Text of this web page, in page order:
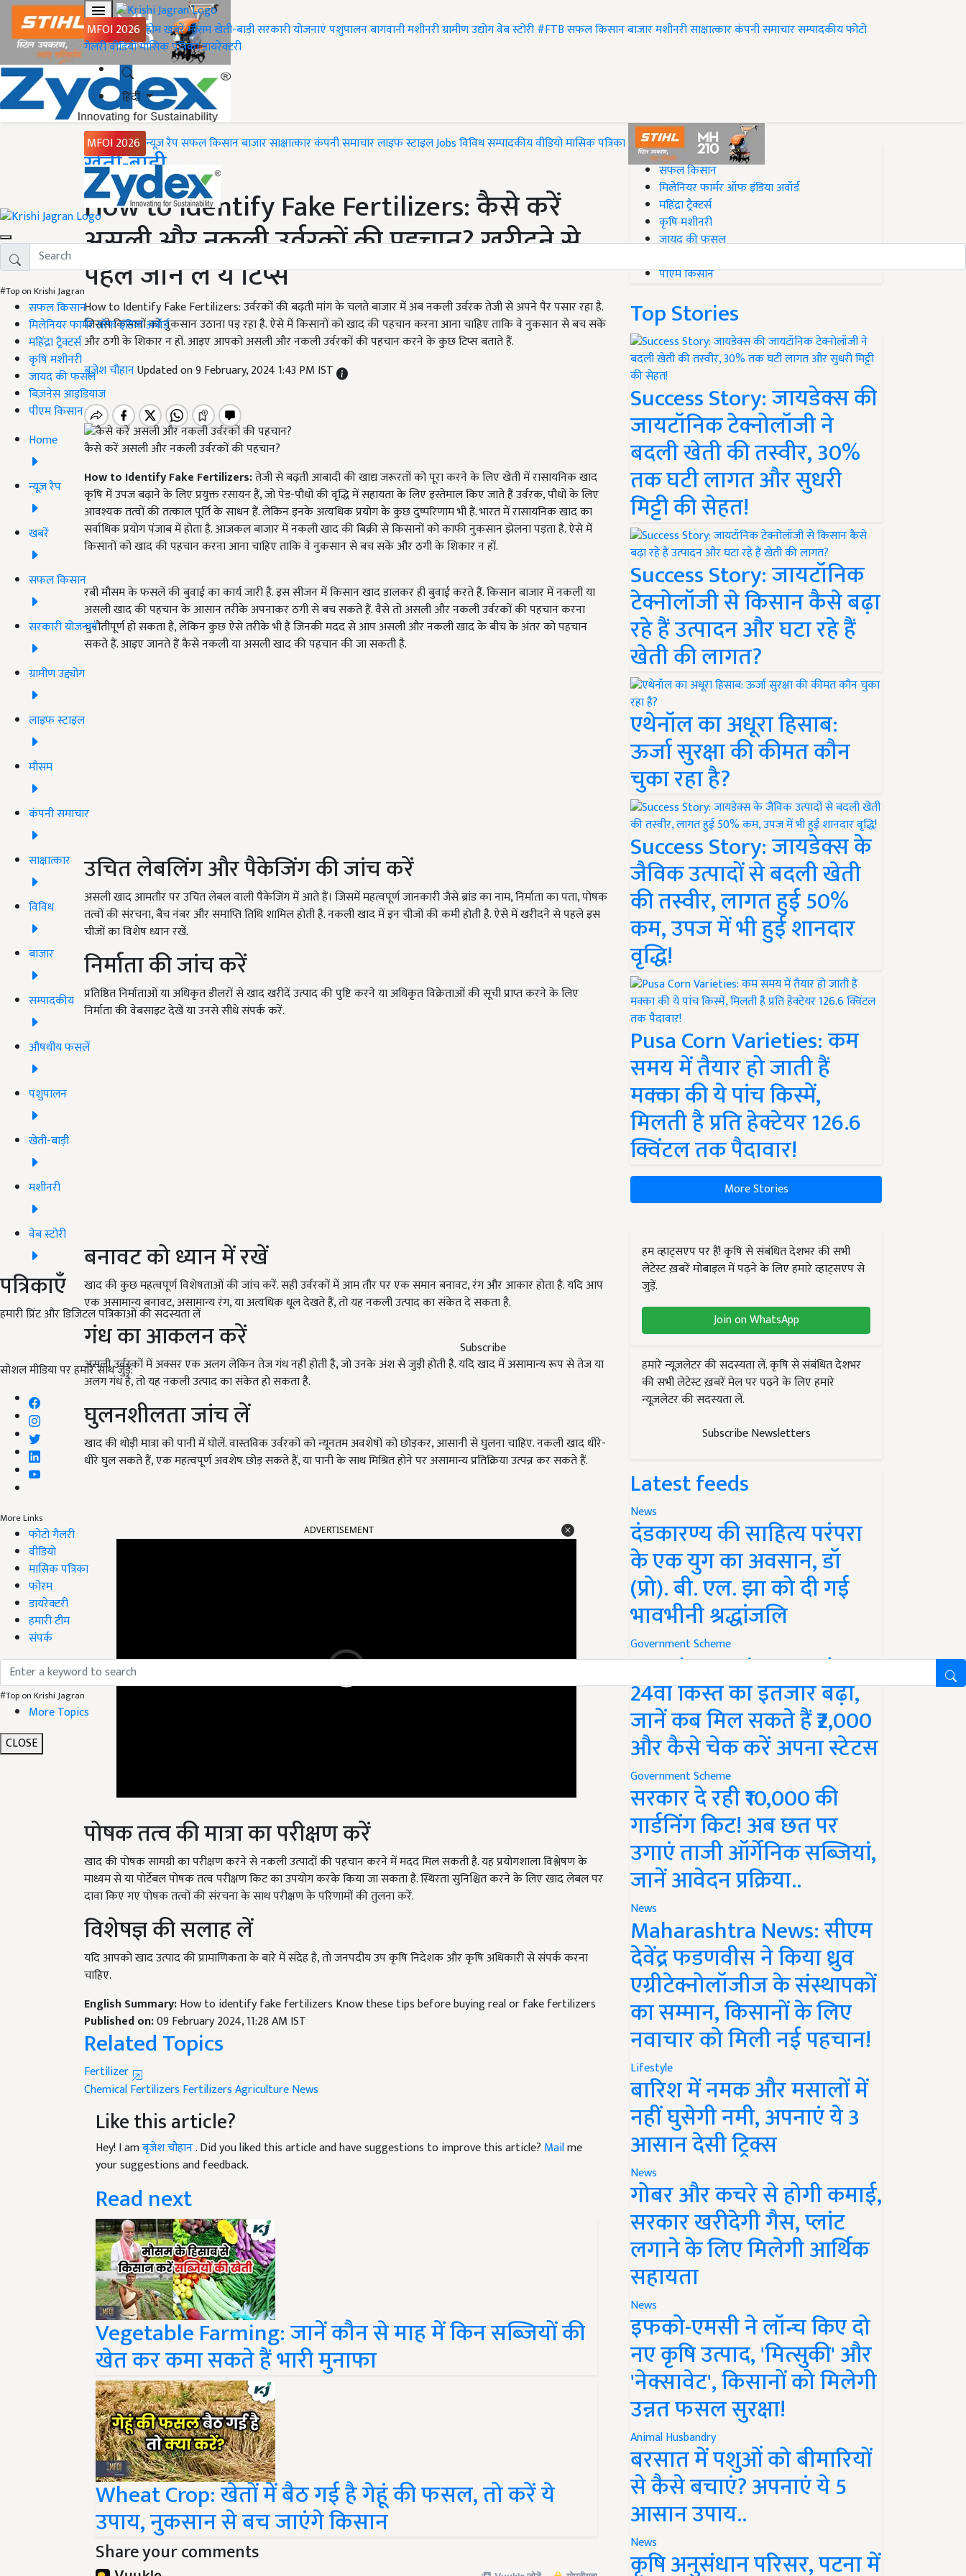
MFOI 2026 होमख़बरेंमौसमखेती-बाड़ीसरकारी योजनाएंपशुपालनबागवानीमशीनरीग्रामीण उद्योगवेब स्टोरी#FTBसफल किसानबाजारमशीनरीसाक्षात्कारकंपनी समाचारसम्पादकीयफोटो
गैलरीवीडियोमासिक पत्रिकाडायरेक्टरी
हिंदी
MFOI 2026 न्यूज़ रैपसफल किसानबाजारसाक्षात्कारकंपनी समाचारलाइफ स्टाइलJobsविविधसम्पादकीयवीडियोमासिक पत्रिका
#Top on Krishi Jagran
सफल किसान
मिलेनियर फार्मर ऑफ इंडिया अवॉर्ड
महिंद्रा ट्रैक्टर्स
कृषि मशीनरी
जायद की फसल
बिज़नेस आइडियाज
पीएम किसान
Home
न्यूज़ रैप
खबरें
सफल किसान
सरकारी योजनाएं
ग्रामीण उद्द्योग
लाइफ स्टाइल
मौसम
कंपनी समाचार
साक्षात्कार
विविध
बाजार
सम्पादकीय
औषधीय फसलें
पशुपालन
खेती-बाड़ी
मशीनरी
वेब स्टोरी
पत्रिकाएँ
हमारी प्रिंट और डिजिटल पत्रिकाओं की सदस्यता लें
Subscribe
सोशल मीडिया पर हमारे साथ जुड़ें:
More Links
फोटो गैलरी
वीडियो
मासिक पत्रिका
फोरम
डायरेक्टरी
हमारी टीम
संपर्क
#Top on Krishi Jagran
More Topics
CLOSE
Home
खेती-बाड़ी
How to Identify Fake Fertilizers: कैसे करें
असली और नकली उर्वरकों की पहचान? खरीदने से
पहले जान लें ये टिप्स
How to Identify Fake Fertilizers: उर्वरकों की बढ़ती मांग के चलते बाजार में अब नकली उर्वरक तेजी से अपने पैर पसार रहा है.
जिससे किसानों को नुकसान उठाना पड़ रहा है. ऐसे में किसानों को खाद की पहचान करना आना चाहिए ताकि वे नुकसान से बच सकें
और ठगी के शिकार न हों. आइए आपको असली और नकली उर्वरकों की पहचान करने के कुछ टिप्स बताते हैं.
बृजेश चौहानUpdated on 9 February, 2024 1:43 PM IST
कैसे करें असली और नकली उर्वरकों की पहचान?
How to Identify Fake Fertilizers:तेजी से बढ़ती आबादी की खाद्य जरूरतों को पूरा करने के लिए खेती में रासायनिक खाद
कृषि में उपज बढ़ाने के लिए प्रयुक्त रसायन हैं, जो पेड-पौधों की वृद्धि में सहायता के लिए इस्तेमाल किए जाते हैं उर्वरक, पौधों के लिए
आवश्यक तत्वों की तत्काल पूर्ति के साधन हैं. लेकिन इनके अत्यधिक प्रयोग के कुछ दुष्परिणाम भी हैं. भारत में रासायनिक खाद का
सर्वाधिक प्रयोग पंजाब में होता है. आजकल बाजार में नकली खाद की बिक्री से किसानों को काफी नुकसान झेलना पड़ता है. ऐसे में
किसानों को खाद की पहचान करना आना चाहिए ताकि वे नुकसान से बच सकें और ठगी के शिकार न हों.
रबी मौसम के फसलें की बुवाई का कार्य जारी है. इस सीजन में किसान खाद डालकर ही बुवाई करते हैं. किसान बाजार में नकली या
असली खाद की पहचान के आसान तरीके अपनाकर ठगी से बच सकते हैं. वैसे तो असली और नकली उर्वरकों की पहचान करना
चुनौतीपूर्ण हो सकता है, लेकिन कुछ ऐसे तरीके भी हैं जिनकी मदद से आप असली और नकली खाद के बीच के अंतर को पहचान
सकते हैं. आइए जानते हैं कैसे नकली या असली खाद की पहचान की जा सकती है.
उचित लेबलिंग और पैकेजिंग की जांच करें
असली खाद आमतौर पर उचित लेबल वाली पैकेजिंग में आते हैं। जिसमें महत्वपूर्ण जानकारी जैसे ब्रांड का नाम, निर्माता का पता, पोषक
तत्वों की संरचना, बैच नंबर और समाप्ति तिथि शामिल होती है. नकली खाद में इन चीजों की कमी होती है. ऐसे में खरीदने से पहले इस
चीजों का विशेष ध्यान रखें.
निर्माता की जांच करें
प्रतिष्ठित निर्माताओं या अधिकृत डीलरों से खाद खरीदें उत्पाद की पुष्टि करने या अधिकृत विक्रेताओं की सूची प्राप्त करने के लिए
निर्माता की वेबसाइट देखें या उनसे सीधे संपर्क करें.
बनावट को ध्यान में रखें
खाद की कुछ महत्वपूर्ण विशेषताओं की जांच करें. सही उर्वरकों में आम तौर पर एक समान बनावट, रंग और आकार होता है. यदि आप
एक असामान्य बनावट, असामान्य रंग, या अत्यधिक धूल देखते हैं, तो यह नकली उत्पाद का संकेत दे सकता है.
गंध का आकलन करें
असली उर्वरकों में अक्सर एक अलग लेकिन तेज गंध नहीं होती है, जो उनके अंश से जुड़ी होती है. यदि खाद में असामान्य रूप से तेज या
अलग गंध है, तो यह नकली उत्पाद का संकेत हो सकता है.
घुलनशीलता जांच लें
खाद की थोड़ी मात्रा को पानी में घोलें. वास्तविक उर्वरकों को न्यूनतम अवशेषों को छोड़कर, आसानी से घुलना चाहिए. नकली खाद धीरे-
धीरे घुल सकते हैं, एक महत्वपूर्ण अवशेष छोड़ सकते हैं, या पानी के साथ मिश्रित होने पर असामान्य प्रतिक्रिया उत्पन्न कर सकते हैं.
पोषक तत्व की मात्रा का परीक्षण करें
खाद की पोषक सामग्री का परीक्षण करने से नकली उत्पादों की पहचान करने में मदद मिल सकती है. यह प्रयोगशाला विश्लेषण के
माध्यम से या पोर्टेबल पोषक तत्व परीक्षण किट का उपयोग करके किया जा सकता है. स्थिरता सुनिश्चित करने के लिए खाद लेबल पर
दावा किए गए पोषक तत्वों की संरचना के साथ परीक्षण के परिणामों की तुलना करें.
विशेषज्ञ की सलाह लें
यदि आपको खाद उत्पाद की प्रामाणिकता के बारे में संदेह है, तो जनपदीय उप कृषि निदेशक और कृषि अधिकारी से संपर्क करना
चाहिए.
Published on:09 February 2024, 11:28 AM IST
Related Topics
Fertilizer
Chemical Fertilizers
Like this article?
Hey! I amबृजेश चौहान. Did you liked this article and have suggestions to improve this article?
your suggestions and feedback.
Read next
Vegetable Farming: जानें कौन से माह में किन सब्जियों की
खेत कर कमा सकते हैं भारी मुनाफा
Wheat Crop: खेतों में बैठ गई है गेहूं की फसल, तो करें ये
उपाय, नुकसान से बच जाएंगे किसान
Share your comments
#Top on Krishi Jagran
सफल किसान
मिलेनियर फार्मर ऑफ इंडिया अवॉर्ड
महिंद्रा ट्रैक्टर्स
कृषि मशीनरी
जायद की फसल
पीएम किसान
Top Stories
Success Story: जायडेक्स की
जायटॉनिक टेक्नोलॉजी ने
बदली खेती की तस्वीर, 30%
तक घटी लागत और सुधरी
मिट्टी की सेहत!
Success Story: जायटॉनिक
टेक्नोलॉजी से किसान कैसे बढ़ा
रहे हैं उत्पादन और घटा रहे हैं
खेती की लागत?
एथेनॉल का अधूरा हिसाब:
ऊर्जा सुरक्षा की कीमत कौन
चुका रहा है?
Success Story: जायडेक्स के
जैविक उत्पादों से बदली खेती
की तस्वीर, लागत हुई 50%
कम, उपज में भी हुई शानदार
वृद्धि!
Pusa Corn Varieties: कम
समय में तैयार हो जाती हैं
मक्का की ये पांच किस्में,
मिलती है प्रति हेक्टेयर 126.6
क्विंटल तक पैदावार!
More Stories
हम व्हाट्सएप पर हैं! कृषि से संबंधित देशभर की सभी
लेटेस्ट ख़बरें मोबाइल में पढ़ने के लिए हमारे व्हाट्सएप से
जुड़ें.
Join on WhatsApp
हमारे न्यूज़लेटर की सदस्यता लें. कृषि से संबंधित देशभर
की सभी लेटेस्ट ख़बरें मेल पर पढ़ने के लिए हमारे
न्यूज़लेटर की सदस्यता लें.
Subscribe Newsletters
Latest feeds
News
दंडकारण्य की साहित्य परंपरा
के एक युग का अवसान, डॉ
(प्रो). बी. एल. झा को दी गई
भावभीनी श्रद्धांजलि
Government Scheme
PM Kisan Yojana Update:
24वीं किस्त का इंतजार बढ़ा,
जानें कब मिल सकते हैं ₹2,000
और कैसे चेक करें अपना स्टेटस
Government Scheme
सरकार दे रही ₹10,000 की
गार्डनिंग किट! अब छत पर
उगाएं ताजी ऑर्गेनिक सब्जियां,
जानें आवेदन प्रक्रिया..
News
Maharashtra News: सीएम
देवेंद्र फडणवीस ने किया ध्रुव
एग्रीटेक्नोलॉजीज के संस्थापकों
का सम्मान, किसानों के लिए
नवाचार को मिली नई पहचान!
Lifestyle
बारिश में नमक और मसालों में
नहीं घुसेगी नमी, अपनाएं ये 3
आसान देसी ट्रिक्स
News
गोबर और कचरे से होगी कमाई,
सरकार खरीदेगी गैस, प्लांट
लगाने के लिए मिलेगी आर्थिक
सहायता
News
इफको-एमसी ने लॉन्च किए दो
नए कृषि उत्पाद, 'मित्सुकी' और
'नेक्सावेट', किसानों को मिलेगी
उन्नत फसल सुरक्षा!
Animal Husbandry
बरसात में पशुओं को बीमारियों
से कैसे बचाएं? अपनाएं ये 5
आसान उपाय..
News
कृषि अनुसंधान परिसर, पटना में